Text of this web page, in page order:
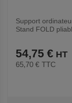
Support
Stand FOLD
54,75 €
65,70 € TTC